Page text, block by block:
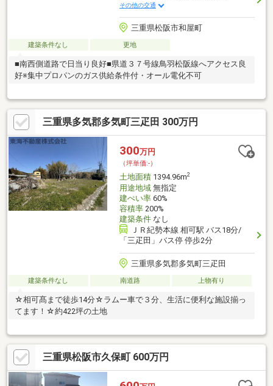
その他の交通
三重県松阪市和屋町
建築条件なし 更地
■南西側道路で日当り良好■県道３７号線鳥羽松阪線へアクセス良
好※集中プロパンのガス供給条件付・オール電化不可
三重県多気郡多気町三疋田 300万円
300万円
（坪単価:-）
土地面積1394.96m2
用途地域無指定
建ぺい率60%
容積率200%
建築条件なし
ＪＲ紀勢本線 相可駅 バス18分/
「三疋田」バス停 停歩2分
三重県多気郡多気町三疋田
建築条件なし 南道路 上物有り
☆相可髙まで徒歩14分☆ラムー車で３分、生活に便利な施設揃っ
てます！☆約422坪の土地
三重県松阪市久保町 600万円